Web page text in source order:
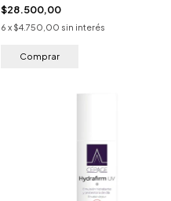
$28.500,00
6 x $4.750,00 sin interés